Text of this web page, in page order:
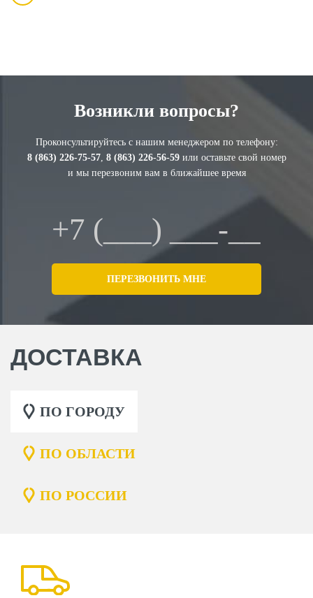
Возникли вопросы?
Проконсультируйтесь с нашим менеджером по телефону:
8 (863) 226-75-57, 8 (863) 226-56-59или оставьте свой номер
и мы перезвоним вам в ближайшее время
ДОСТАВКА
ПО ГОРОДУ
ПО ОБЛАСТИ
ПО РОССИИ